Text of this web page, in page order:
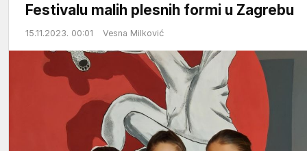
Festivalu malih plesnih formi u Zagrebu
15.11.2023. 00:01 Vesna Milković